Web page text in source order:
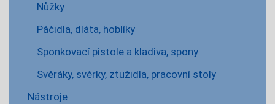
Nůžky
Páčidla, dláta, hoblíky
Sponkovací pistole a kladiva, spony
Svěráky, svěrky, ztužidla, pracovní stoly
Nástroje